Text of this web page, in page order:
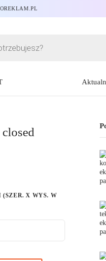
X WYS. W